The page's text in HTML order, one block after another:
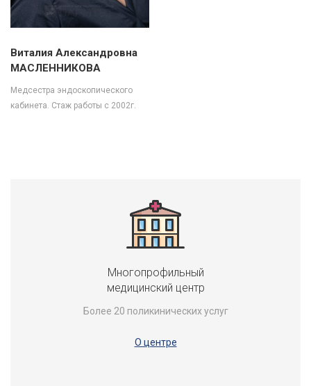
Виталия Александровна
МАСЛЕННИКОВА
Медсестра эндоскопического
кабинета. Стаж работы с 2002г.
Многопрофильный
медицинский центр
Более 20 поликинических услуг
О центре